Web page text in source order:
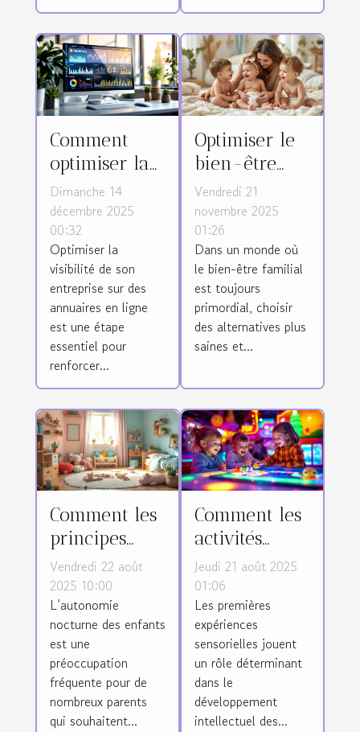
Comment
optimiser la
visibilité de
votre
entreprise
sur des
annuaires en
ligne ?
Dimanche 14
décembre 2025
00:32
Optimiser la
visibilité de son
entreprise sur des
annuaires en ligne
est une étape
essentiel pour
renforcer...
Optimiser le
bien-être
familial avec
des couches
biologiques
sur
abonnement
Vendredi 21
novembre 2025
01:26
Dans un monde où
le bien-être familial
est toujours
primordial, choisir
des alternatives plus
saines et...
Comment les
principes
Montessori
favorisent-ils
l'autonomie
nocturne des
enfants ?
Vendredi 22 août
2025 10:00
L’autonomie
nocturne des enfants
est une
préoccupation
fréquente pour de
nombreux parents
qui souhaitent...
Comment les
activités
sensorielles
précoces
façonnent
l'intelligence
des enfants ?
Jeudi 21 août 2025
01:06
Les premières
expériences
sensorielles jouent
un rôle déterminant
dans le
développement
intellectuel des...